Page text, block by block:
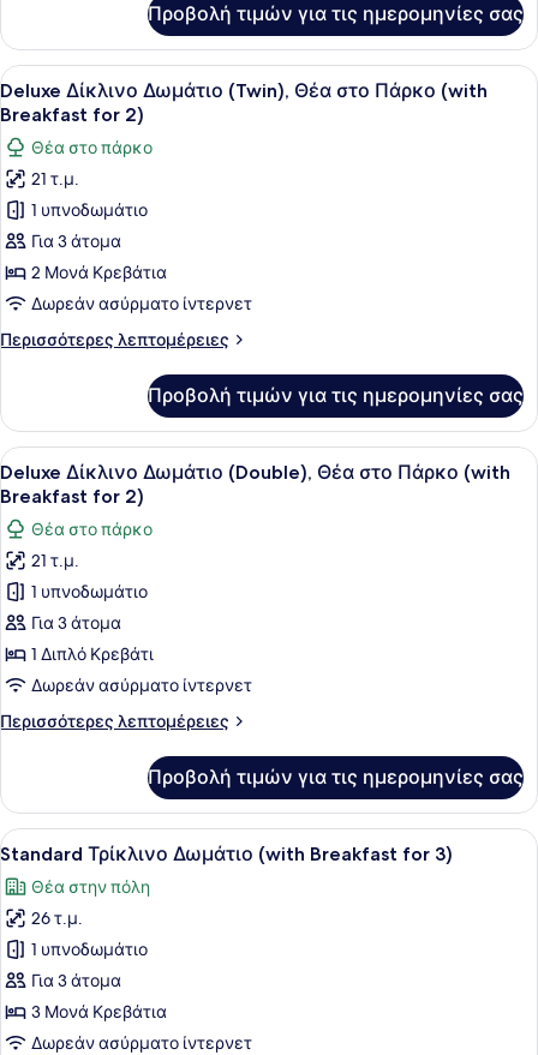
2)
Δίκλινο
Δωμάτιο
(Double)
(with
for
2)
Προβολή τιμών για τις ημερομηνίες σας
Προβολή
όλων
των
φωτογραφιών
για
Deluxe
Δίκλινο
Δωμάτιο
(Twin),
στο
Breakfast
for
2)
Ένα τραπέζι στρωμένο με
9
Deluxe Δίκλινο Δωμάτιο (Twin), Θέα στο Πάρκο (with
Breakfast for 2)
Θέα στο πάρκο
21 τ.μ.
1 υπνοδωμάτιο
Για 3 άτομα
2 Μονά Κρεβάτια
Δωρεάν ασύρματο ίντερνετ
Περισσότερες λεπτομέρειες
Περισσότερες
Δίκλινο
Δωμάτιο
(Twin),
Θέα
Πάρκο
(with
Breakfast
for
2)
Προβολή τιμών για τις ημερομηνίες σας
Προβολή
όλων
των
φωτογραφιών
για
Deluxe
Δίκλινο
Δωμάτιο
(Double),
στο
Breakfast
for
2)
Ένα τραπέζι στρωμένο με
7
Deluxe Δίκλινο Δωμάτιο (Double), Θέα στο Πάρκο (with
Breakfast for 2)
Θέα στο πάρκο
21 τ.μ.
1 υπνοδωμάτιο
Για 3 άτομα
1 Διπλό Κρεβάτι
Δωρεάν ασύρματο ίντερνετ
Περισσότερες λεπτομέρειες
Περισσότερες
Δίκλινο
Δωμάτιο
(Double),
στο
Πάρκο
(with
Breakfast
for
2)
Προβολή τιμών για τις ημερομηνίες σας
Προβολή
όλων
των
φωτογραφιών
για
Standard
Τρίκλινο
Δωμάτιο
Ένα τραπέζι στρωμένο με
11
Standard Τρίκλινο Δωμάτιο (with Breakfast for 3)
Θέα στην πόλη
26 τ.μ.
1 υπνοδωμάτιο
Για 3 άτομα
3 Μονά Κρεβάτια
Δωρεάν ασύρματο ίντερνετ